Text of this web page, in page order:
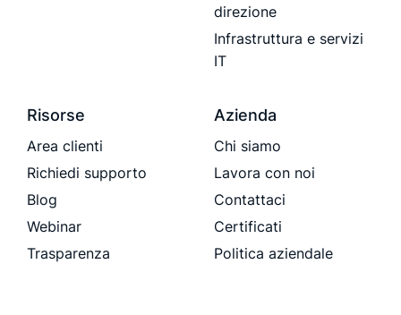
direzione
Infrastruttura e servizi
IT
Risorse
Area clienti
Richiedi supporto
Blog
Webinar
Trasparenza
Azienda
Chi siamo
Lavora con noi
Contattaci
Certificati
Politica aziendale